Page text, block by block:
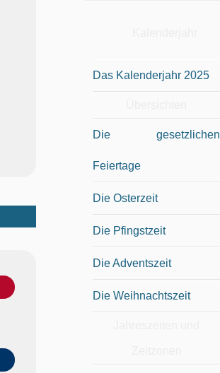
Das Kalenderjahr 2025
Die gesetzlichen
Feiertage
Die Osterzeit
Die Pfingstzeit
Die Adventszeit
Die Weihnachtszeit